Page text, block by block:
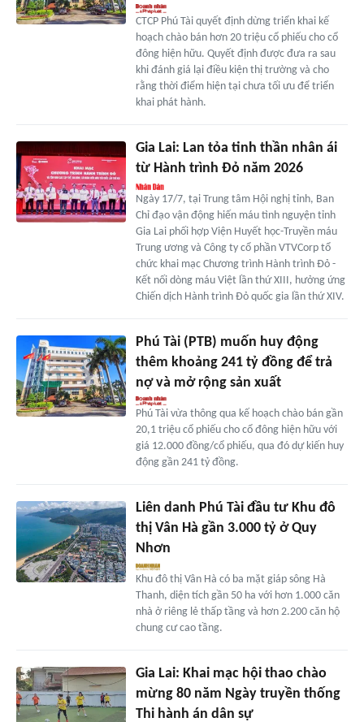
CTCP Phú Tài quyết định dừng triển khai kế
hoạch chào bán hơn 20 triệu cổ phiếu cho cổ
đông hiện hữu. Quyết định được đưa ra sau
khi đánh giá lại điều kiện thị trường và cho
rằng thời điểm hiện tại chưa tối ưu để triển
khai phát hành.
Gia Lai: Lan tỏa tinh thần nhân ái
từ Hành trình Đỏ năm 2026
Ngày 17/7, tại Trung tâm Hội nghị tỉnh, Ban
Chỉ đạo vận động hiến máu tình nguyện tỉnh
Gia Lai phối hợp Viện Huyết học-Truyền máu
Trung ương và Công ty cổ phần VTVCorp tổ
chức khai mạc Chương trình Hành trình Đỏ -
Kết nối dòng máu Việt lần thứ XIII, hưởng ứng
Chiến dịch Hành trình Đỏ quốc gia lần thứ XIV.
Phú Tài (PTB) muốn huy động
thêm khoảng 241 tỷ đồng để trả
nợ và mở rộng sản xuất
Phú Tài vừa thông qua kế hoạch chào bán gần
20,1 triệu cổ phiếu cho cổ đông hiện hữu với
giá 12.000 đồng/cổ phiếu, qua đó dự kiến huy
động gần 241 tỷ đồng.
Liên danh Phú Tài đầu tư Khu đô
thị Vân Hà gần 3.000 tỷ ở Quy
Nhơn
Khu đô thị Vân Hà có ba mặt giáp sông Hà
Thanh, diện tích gần 50 ha với hơn 1.000 căn
nhà ở riêng lẻ thấp tầng và hơn 2.200 căn hộ
chung cư cao tầng.
Gia Lai: Khai mạc hội thao chào
mừng 80 năm Ngày truyền thống
Thi hành án dân sự